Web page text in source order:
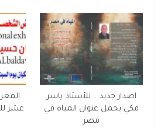
اصدار جديد .. للأستاذ ياسر
مكي يحمل عنوان المياه في
مصر
عشر